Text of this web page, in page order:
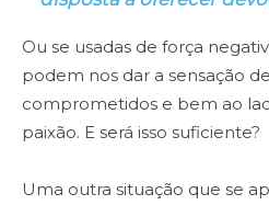
Ou se usadas de força
podem nos dar a sensação
comprometidos e bem ao
paixão. E será isso suficiente?
Uma outra situação que se